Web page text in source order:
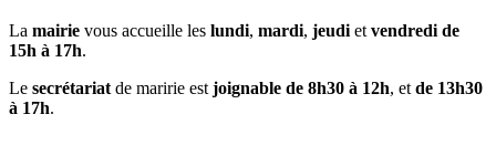
La mairie vous accueille les lundi, mardi, jeudietvendredi de
15h à 17h.
Le secrétariatde maririe estjoignable de 8h30 à 12h, etde 13h30
à 17h.